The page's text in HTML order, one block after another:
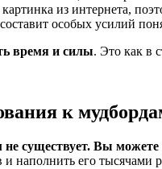
картинка из интернета,
особых усилий
время и силы. Это как в
к
существует. Вы
и наполнить его